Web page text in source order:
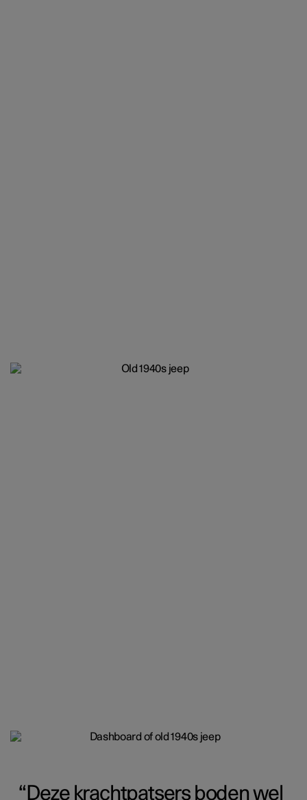
Deze krachtpatsers boden wel